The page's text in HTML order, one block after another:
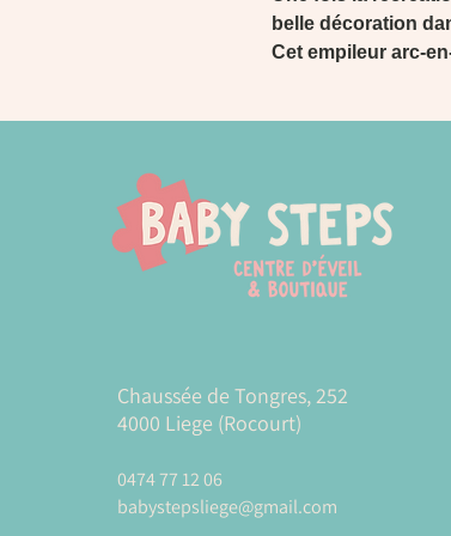
belle décoration
Cet empileur arc-
Chaussée de Tongres, 252
4000 Liege (Rocourt)
0474 77 12 06
babystepsliege@gmail.com